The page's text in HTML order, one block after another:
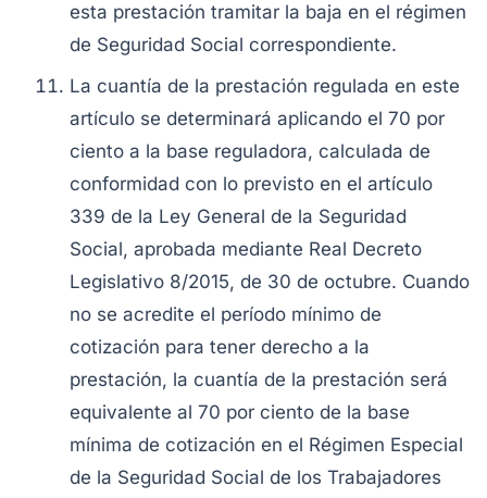
esta prestación tramitar la baja en el régimen
de Seguridad Social correspondiente.
La cuantía de la prestación regulada en este
artículo se determinará aplicando el 70 por
ciento a la base reguladora, calculada de
conformidad con lo previsto en el artículo
339 de la Ley General de la Seguridad
Social, aprobada mediante Real Decreto
Legislativo 8/2015, de 30 de octubre. Cuando
no se acredite el período mínimo de
cotización para tener derecho a la
prestación, la cuantía de la prestación será
equivalente al 70 por ciento de la base
mínima de cotización en el Régimen Especial
de la Seguridad Social de los Trabajadores